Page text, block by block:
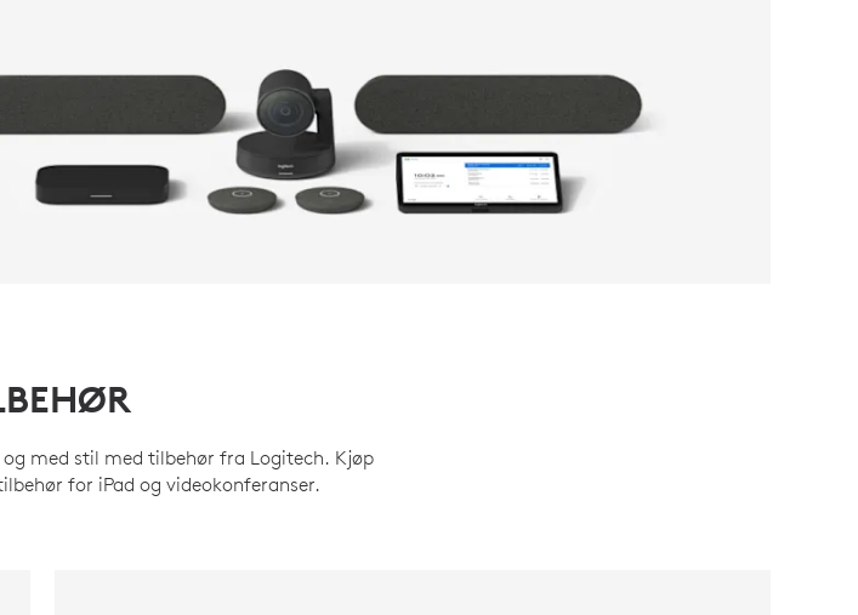
med stil med tilbehør fra Logitech. Kjøp
for iPad og videokonferanser.